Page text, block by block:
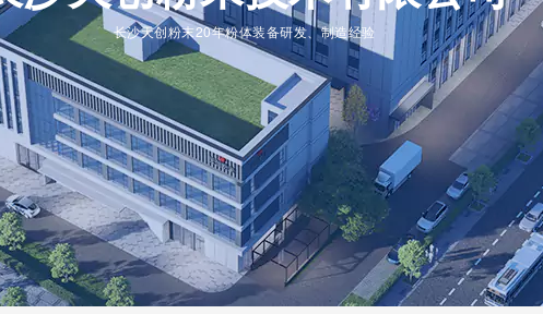
长沙天创粉末20年粉体装备研发、制造经验